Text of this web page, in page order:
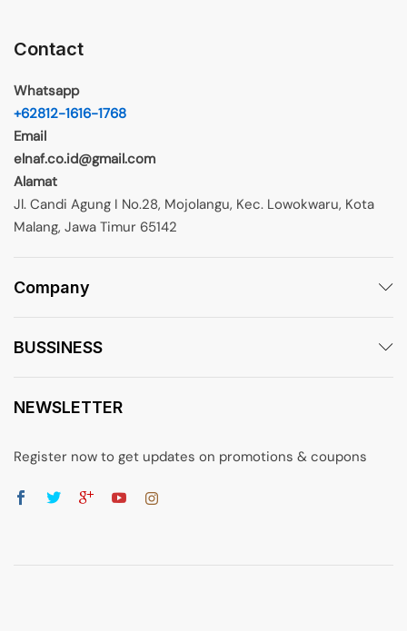
Contact
Whatsapp
+62812-1616-1768
Email
elnaf.co.id@gmail.com
Alamat
Jl. Candi Agung I No.28, Mojolangu, Kec. Lowokwaru, Kota
Malang, Jawa Timur 65142
Company
BUSSINESS
NEWSLETTER
Register now to get updates on promotions & coupons